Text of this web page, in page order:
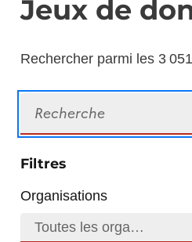
Jeux de
Rechercher parmi les 3
Filtres
Organisations
Toutes les organisations